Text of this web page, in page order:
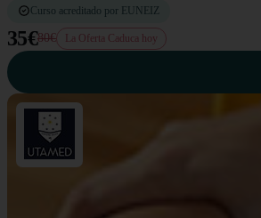
Curso acreditado por EUNEIZ
35€80€ La Oferta Caduca hoy